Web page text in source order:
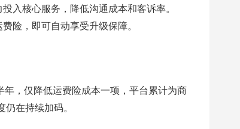
入核心服务，降低沟通成本和客诉率。
险，即可自动享受升级保障。
，仅降低运费险成本一项，平台累计为商
仍在持续加码。